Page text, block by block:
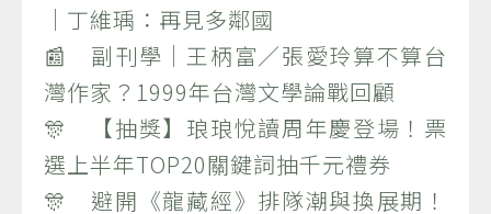
｜丁維瑀：再見多鄰國
📰 副刊學｜王柄富／張愛玲算不算台
灣作家？1999年台灣文學論戰回顧
🎊 【抽獎】琅琅悅讀周年慶登場！票
選上半年TOP20關鍵詞抽千元禮券
🎊 避開《龍藏經》排隊潮與換展期！